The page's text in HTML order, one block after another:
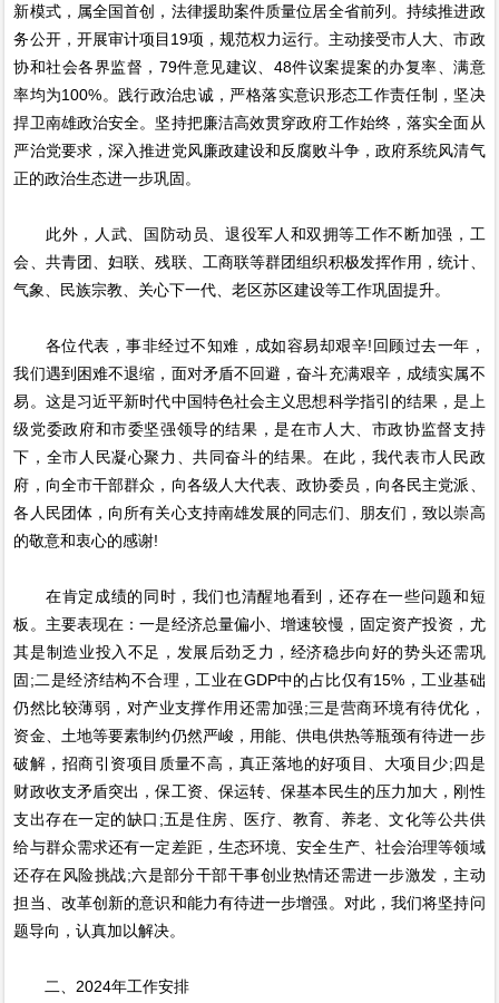
新模式，属全国首创，法律援助案件质量位居全省前列。持续推进政
务公开，开展审计项目19项，规范权力运行。主动接受市人大、市政
协和社会各界监督，79件意见建议、48件议案提案的办复率、满意
率均为100%。践行政治忠诚，严格落实意识形态工作责任制，坚决
捍卫南雄政治安全。坚持把廉洁高效贯穿政府工作始终，落实全面从
严治党要求，深入推进党风廉政建设和反腐败斗争，政府系统风清气
正的政治生态进一步巩固。
此外，人武、国防动员、退役军人和双拥等工作不断加强，工
会、共青团、妇联、残联、工商联等群团组织积极发挥作用，统计、
气象、民族宗教、关心下一代、老区苏区建设等工作巩固提升。
各位代表，事非经过不知难，成如容易却艰辛!回顾过去一年，
我们遇到困难不退缩，面对矛盾不回避，奋斗充满艰辛，成绩实属不
易。这是习近平新时代中国特色社会主义思想科学指引的结果，是上
级党委政府和市委坚强领导的结果，是在市人大、市政协监督支持
下，全市人民凝心聚力、共同奋斗的结果。在此，我代表市人民政
府，向全市干部群众，向各级人大代表、政协委员，向各民主党派、
各人民团体，向所有关心支持南雄发展的同志们、朋友们，致以崇高
的敬意和衷心的感谢!
在肯定成绩的同时，我们也清醒地看到，还存在一些问题和短
板。主要表现在：一是经济总量偏小、增速较慢，固定资产投资，尤
其是制造业投入不足，发展后劲乏力，经济稳步向好的势头还需巩
固;二是经济结构不合理，工业在GDP中的占比仅有15%，工业基础
仍然比较薄弱，对产业支撑作用还需加强;三是营商环境有待优化，
资金、土地等要素制约仍然严峻，用能、供电供热等瓶颈有待进一步
破解，招商引资项目质量不高，真正落地的好项目、大项目少;四是
财政收支矛盾突出，保工资、保运转、保基本民生的压力加大，刚性
支出存在一定的缺口;五是住房、医疗、教育、养老、文化等公共供
给与群众需求还有一定差距，生态环境、安全生产、社会治理等领域
还存在风险挑战;六是部分干部干事创业热情还需进一步激发，主动
担当、改革创新的意识和能力有待进一步增强。对此，我们将坚持问
题导向，认真加以解决。
二、2024年工作安排